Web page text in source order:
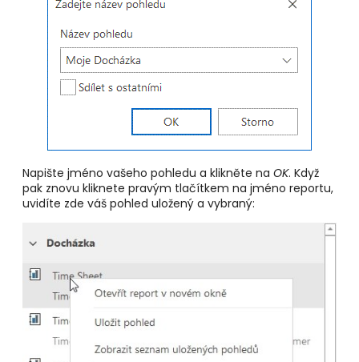
Napište jméno vašeho pohledu a klikněte na OK. Když
pak znovu kliknete pravým tlačítkem na jméno reportu,
uvidíte zde váš pohled uložený a vybraný: